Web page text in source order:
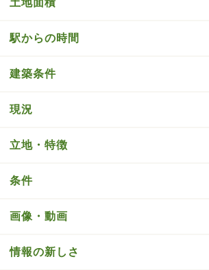
土地面積
駅からの時間
建築条件
現況
立地・特徴
条件
画像・動画
情報の新しさ